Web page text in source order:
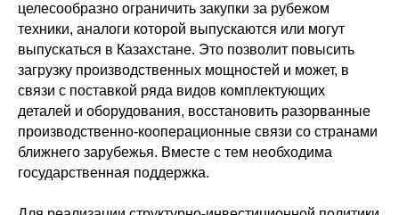
целесообразно ограничить закупки за рубежом
техники, аналоги которой выпускаются или могут
выпускаться в Казахстане. Это позволит повысить
загрузку производственных мощностей и может, в
связи с поставкой ряда видов комплектующих
деталей и оборудования, восстановить разорванные
производственно-кооперационные связи со странами
ближнего зарубежья. Вместе с тем необходима
государственная поддержка.